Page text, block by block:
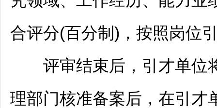
合评分(百分制)，按照岗位
评审结束后，引才单位
理部门核准备案后，在引才